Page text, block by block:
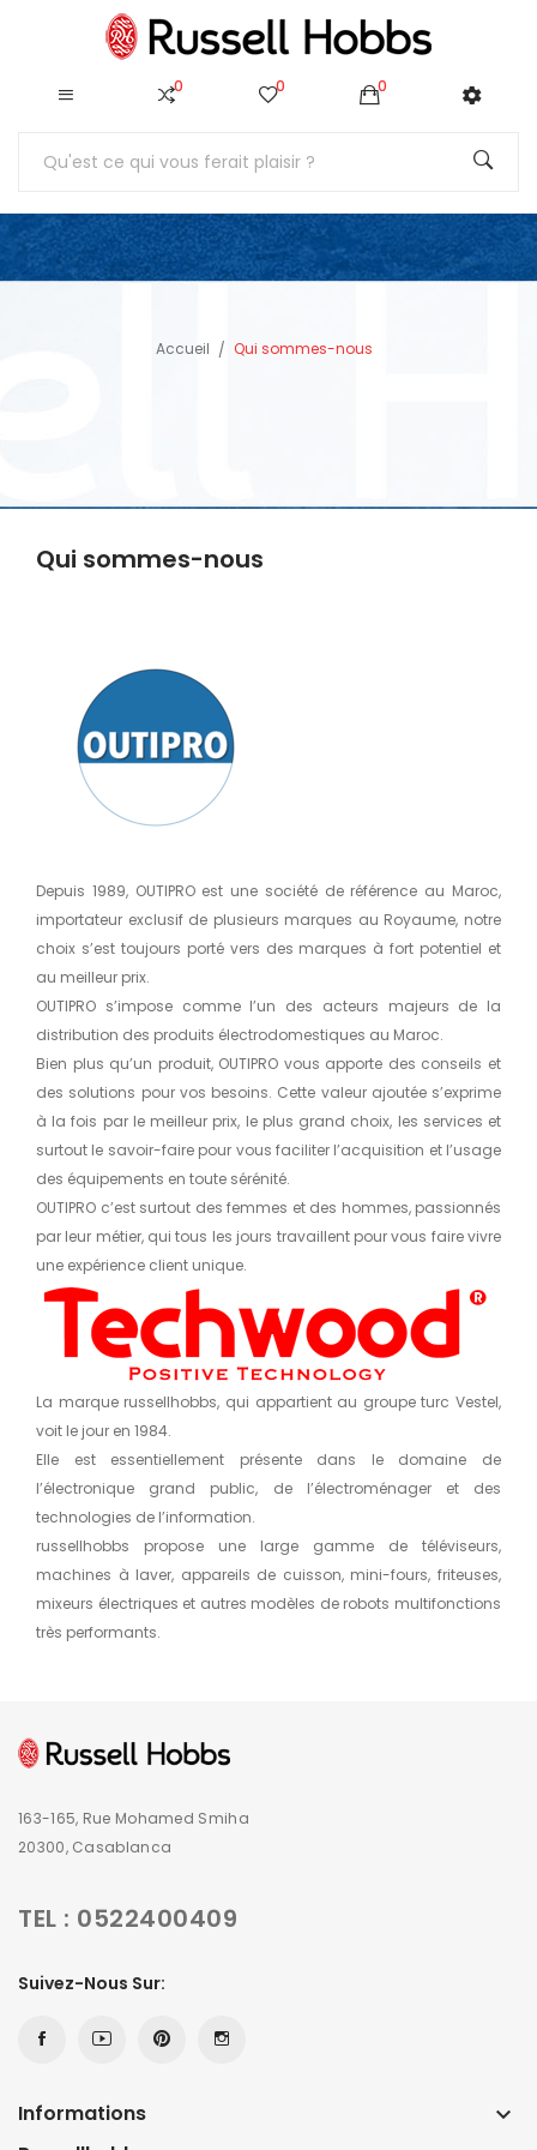
0 0 0
Accueil Qui sommes-nous
Qui sommes-nous
Depuis 1989, OUTIPRO est une société de référence au Maroc,
importateur exclusif de plusieurs marques au Royaume, notre
choix s’est toujours porté vers des marques à fort potentiel et
au meilleur prix.
OUTIPRO s’impose comme l’un des acteurs majeurs de la
distribution des produits électrodomestiques au Maroc.
Bien plus qu’un produit, OUTIPRO vous apporte des conseils et
des solutions pour vos besoins. Cette valeur ajoutée s’exprime
à la fois par le meilleur prix, le plus grand choix, les services et
surtout le savoir-faire pour vous faciliter l’acquisition et l’usage
des équipements en toute sérénité.
OUTIPRO c’est surtout des femmes et des hommes, passionnés
par leur métier, qui tous les jours travaillent pour vous faire vivre
une expérience client unique.
La marque russellhobbs, qui appartient au groupe turc Vestel,
voit le jour en 1984.
Elle est essentiellement présente dans le domaine de
l’électronique grand public, de l’électroménager et des
technologies de l’information.
russellhobbs propose une large gamme de téléviseurs,
machines à laver, appareils de cuisson, mini-fours, friteuses,
mixeurs électriques et autres modèles de robots multifonctions
très performants.
163-165, Rue Mohamed Smiha
20300, Casablanca
TEL : 0522400409
Suivez-Nous Sur:
Informations keyboard_arrow_down